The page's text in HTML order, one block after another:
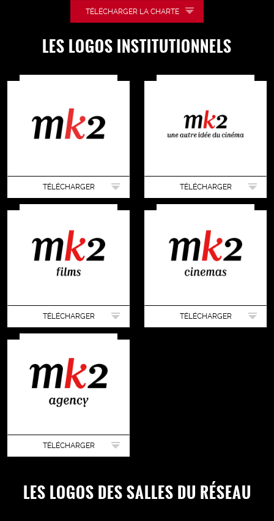
TÉLÉCHARGER LA CHARTE
LES LOGOS INSTITUTIONNELS
TÉLÉCHARGER TÉLÉCHARGER
TÉLÉCHARGER TÉLÉCHARGER
TÉLÉCHARGER
LES LOGOS DES SALLES DU RÉSEAU